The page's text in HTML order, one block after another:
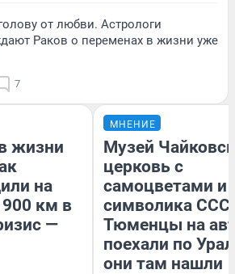
от любви. Астрологи
Раков о переменах в жизни уже
7
жизни
на
900 км в
—
МНЕНИЕ
Музей
церковь с
самоцветами и
символика
Тюменцы на
поехали по
они там нашли